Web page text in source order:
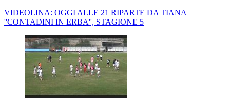
VIDEOLINA: OGGI ALLE 21 RIPARTE DA TIANA
''CONTADINI IN ERBA'', STAGIONE 5